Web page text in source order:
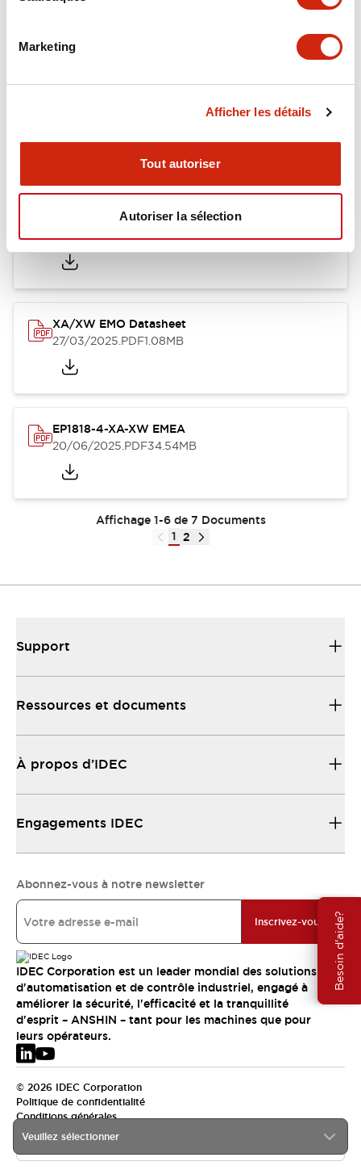
Marketing
Afficher les détails
Tout autoriser
Autoriser la sélection
Besoin d'aide?
XA XW & XN Series Sales Brochure
27/03/2025.PDF9.26MB
XA/XW EMO Datasheet
27/03/2025.PDF1.08MB
EP1818-4-XA-XW EMEA
20/06/2025.PDF34.54MB
Affichage 1-6 de 7 Documents
1 2
Veuillez sélectionner
Support
Ressources et documents
À propos d’IDEC
Engagements IDEC
Abonnez-vous à notre newsletter
Inscrivez-vous
IDEC Corporation est un leader mondial des solutions
d'automatisation et de contrôle industriel, engagé à
améliorer la sécurité, l'efficacité et la tranquillité
d'esprit – ANSHIN – tant pour les machines que pour
leurs opérateurs.
© 2026 IDEC Corporation
Politique de confidentialité
Conditions générales
EMEA